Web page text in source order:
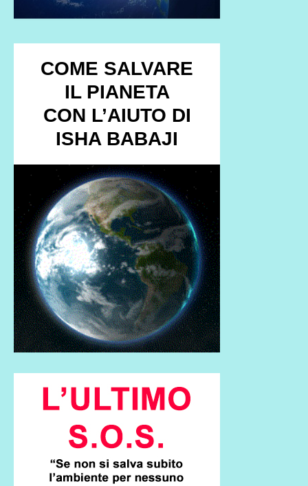
COME SALVARE
IL PIANETA
CON L’AIUTO DI
ISHA BABAJI